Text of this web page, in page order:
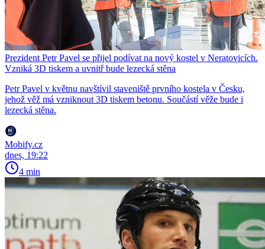
Prezident Petr Pavel se přijel podívat na nový kostel v Neratovicích.
Vzniká 3D tiskem a uvnitř bude lezecká stěna
Petr Pavel v květnu navštívil staveniště prvního kostela v Česku,
jehož věž má vzniknout 3D tiskem betonu. Součástí věže bude i
lezecká stěna.
Mobify.cz
dnes, 19:22
4 min